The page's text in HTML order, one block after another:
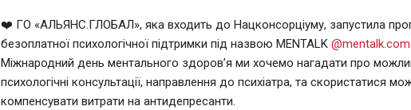
❤️ ГО «АЛЬЯНС.ГЛОБАЛ», яка входить до Нацконсорціуму, запустила
безоплатної психологічної підтримки під назвою MENTALK
Міжнародний день ментального здоров’я ми хочемо нагадати про
психологічні консультації, направлення до психіатра, та скористатися
компенсувати витрати на антидепресанти.